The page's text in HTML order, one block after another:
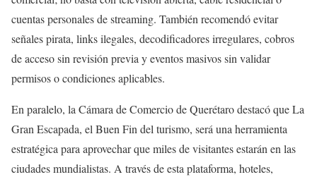
cuentas personales de streaming. También recomendó evitar
señales pirata, links ilegales, decodificadores irregulares, cobros
de acceso sin revisión previa y eventos masivos sin validar
permisos o condiciones aplicables.
En paralelo, la Cámara de Comercio de Querétaro destacó que La
Gran Escapada, el Buen Fin del turismo, será una herramienta
estratégica para aprovechar que miles de visitantes estarán en las
ciudades mundialistas. A través de esta plataforma, hoteles,